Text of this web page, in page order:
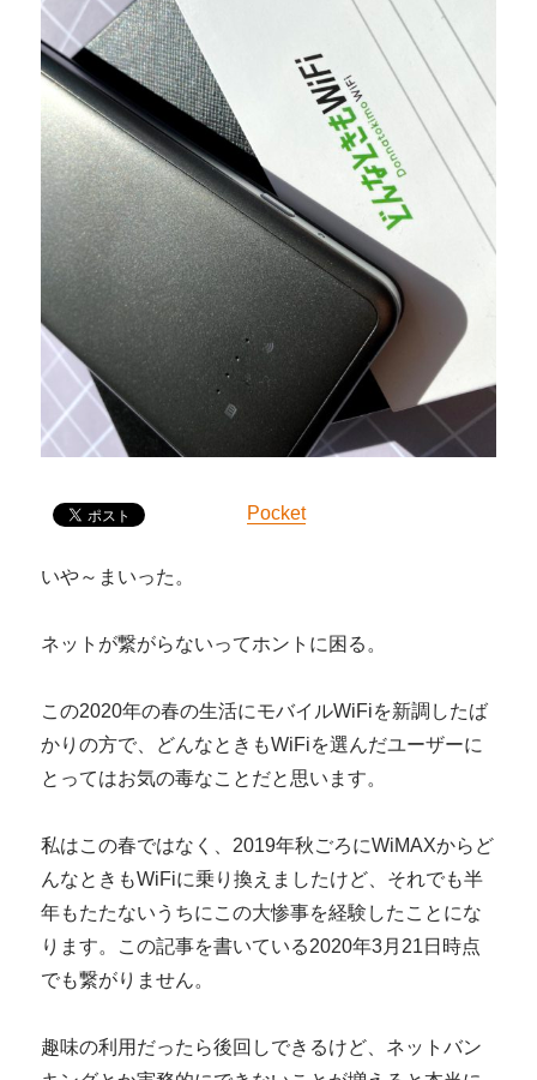
Pocket
いや～まいった。
ネットが繋がらないってホントに困る。
この2020年の春の生活にモバイルWiFiを新調したば
かりの方で、どんなときもWiFiを選んだユーザーに
とってはお気の毒なことだと思います。
私はこの春ではなく、2019年秋ごろにWiMAXからど
んなときもWiFiに乗り換えましたけど、それでも半
年もたたないうちにこの大惨事を経験したことにな
ります。この記事を書いている2020年3月21日時点
でも繋がりません。
趣味の利用だったら後回しできるけど、ネットバン